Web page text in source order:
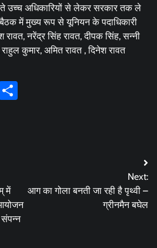
उच्च अधिकारियों से लेकर सरकार तक ले
में मुख्य रूप से यूनियन के पदाधिकारी
नरेंद्र सिंह रावत, दीपक सिंह, सन्नी
कुमार, अमित रावत , दिनेश रावत
में
संपन्न
Next:
आग का गोला बनती जा रही है पृथ्वी –
ग्रीनमैन बघेल